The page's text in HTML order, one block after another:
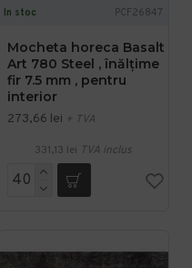
In stoc PCF26847
Mocheta horeca Basalt
Art 780 Steel , înălțime
fir 7.5 mm , pentru
interior
273,66 lei + TVA
331,13 lei TVA inclus